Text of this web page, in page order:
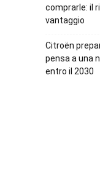
comprarle: il
vantaggio
Citroën
pensa a una
entro il 2030